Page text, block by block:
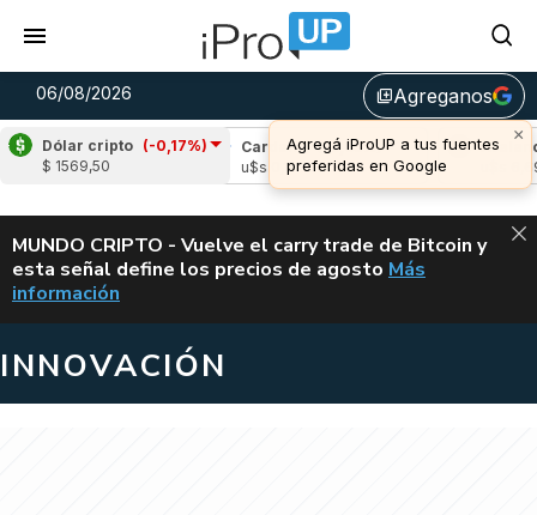
06/08/2026 library_addAgreganos
×
Agregá iProUP a tus fuentes
preferidas en Google
Dólar cripto (-0,17%)
$ 1569,50
(-1,59%)
Cardano
(-2,63%)
u$s 0,19
Avalanche
ALERTA
MUNDO CRIPTO - Vuelve el carry trade de Bitcoin y
esta señal define los precios de agosto VUELVE EL
Más
información
INNOVACIÓN